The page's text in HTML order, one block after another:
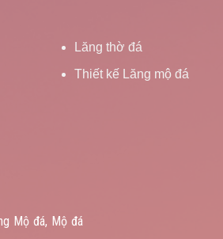
Lăng thờ đá
Thiết kế Lăng mộ đá
Mộ đá, Mộ đá